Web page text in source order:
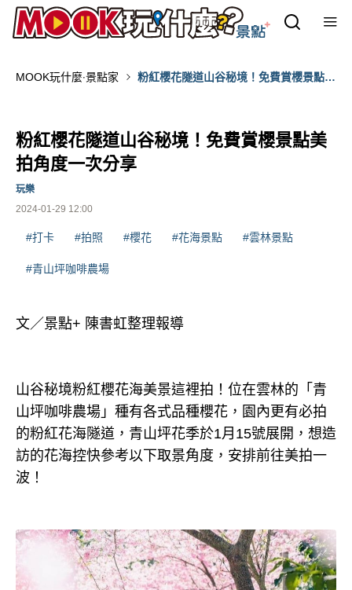
MOOK玩什麼‧景點家
粉紅櫻花隧道山谷秘境！免費賞櫻景點美
粉紅櫻花隧道山谷秘境！免費賞櫻景點美
拍角度一次分享
2024-01-29 12:00
玩樂
#打卡 #拍照 #櫻花 #花海景點 #雲林景點
#青山坪咖啡農場
文／景點+ 陳書虹整理報導
山谷秘境粉紅櫻花海美景這裡拍！位在雲林的「青
山坪咖啡農場」種有各式品種櫻花，園內更有必拍
的粉紅花海隧道，青山坪花季於1月15號展開，想造
訪的花海控快參考以下取景角度，安排前往美拍一
波！